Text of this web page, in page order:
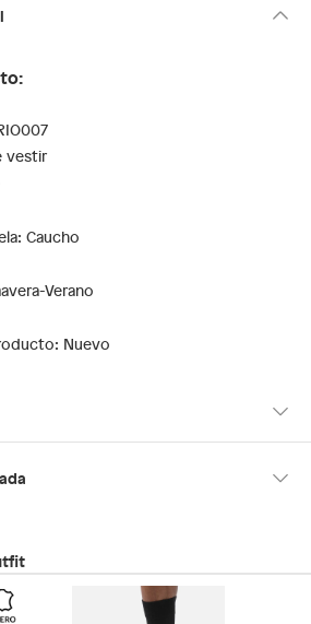
vestir
Caucho
Verano
Nuevo
que cuentan con plazos
y algunas que no se pueden
cuáles son: